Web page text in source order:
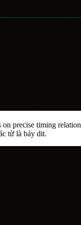
precise timing
từ là bảy dit.